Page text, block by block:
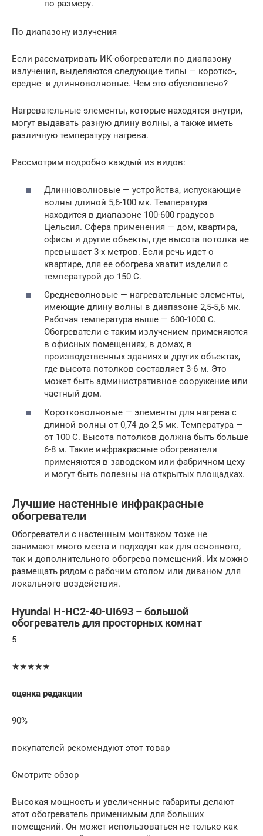
по размеру.
По диапазону излучения
Если рассматривать ИК-обогреватели по диапазону
излучения, выделяются следующие типы — коротко-,
средне- и длинноволновые. Чем это обусловлено?
Нагревательные элементы, которые находятся внутри,
могут выдавать разную длину волны, а также иметь
различную температуру нагрева.
Рассмотрим подробно каждый из видов:
Длинноволновые — устройства, испускающие
волны длиной 5,6-100 мк. Температура
находится в диапазоне 100-600 градусов
Цельсия. Сфера применения — дом, квартира,
офисы и другие объекты, где высота потолка не
превышает 3-х метров. Если речь идет о
квартире, для ее обогрева хватит изделия с
температурой до 150 С.
Средневолновые — нагревательные элементы,
имеющие длину волны в диапазоне 2,5-5,6 мк.
Рабочая температура выше — 600-1000 С.
Обогреватели с таким излучением применяются
в офисных помещениях, в домах, в
производственных зданиях и других объектах,
где высота потолков составляет 3-6 м. Это
может быть административное сооружение или
частный дом.
Коротковолновые — элементы для нагрева с
длиной волны от 0,74 до 2,5 мк. Температура —
от 100 С. Высота потолков должна быть больше
6-8 м. Такие инфракрасные обогреватели
применяются в заводском или фабричном цеху
и могут быть полезны на открытых площадках.
Лучшие настенные инфракрасные
обогреватели
Обогреватели с настенным монтажом тоже не
занимают много места и подходят как для основного,
так и дополнительного обогрева помещений. Их можно
размещать рядом с рабочим столом или диваном для
локального воздействия.
Hyundai H-HC2-40-UI693 – большой
обогреватель для просторных комнат
5
★★★★★
оценка редакции
90%
покупателей рекомендуют этот товар
Смотрите обзор
Высокая мощность и увеличенные габариты делают
этот обогреватель применимым для больших
помещений. Он может использоваться не только как